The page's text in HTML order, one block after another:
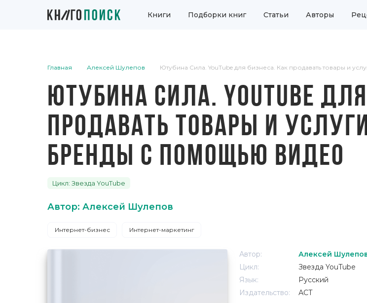
Книги Подборки книг Статьи Авторы
Главная Алексей Шулепов Ютубина Сила. YouTube для бизнеса. Как продавать товары и
ЮТУБИНА СИЛА. YOUTUBE
ПРОДАВАТЬ ТОВАРЫ И
БРЕНДЫ С ПОМОЩЬЮ ВИДЕО
Цикл: Звезда YouTube
Автор: Алексей Шулепов
Интернет-бизнес Интернет-маркетинг
Автор:
Алексей
Цикл:
Звезда YouTube
Язык:
Русский
Издательство:
АСТ